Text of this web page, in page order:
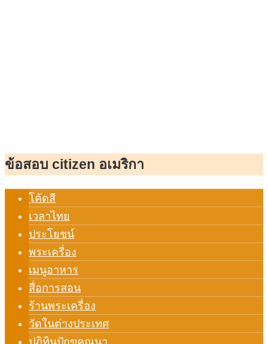
ข้อสอบ citizen อเมริกา
โค้ดสี
เวลาไทย
ประโยชน์
พระเครื่อง
เมนูอาหาร
สื่อการสอน
ร้านพระเครื่อง
วัดในต่างประเทศ